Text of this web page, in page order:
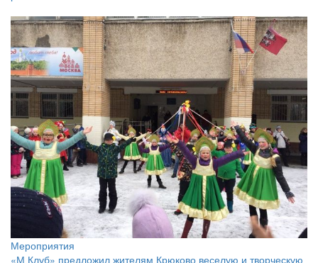
Мероприятия
«М Клуб» предложил жителям Крюково веселую и творческую